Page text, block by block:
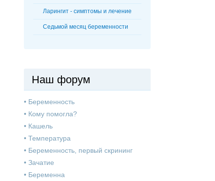
Ларингит - симптомы и лечение
Седьмой месяц беременности
Наш форум
• Беременность
• Кому помогла?
• Кашель
• Температура
• Беременность, первый скрининг
• Зачатие
• Беременна